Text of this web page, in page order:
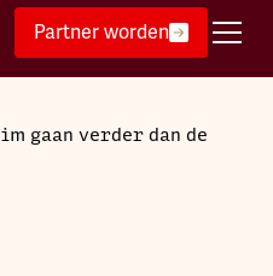
Partner worden
gaan verder dan de